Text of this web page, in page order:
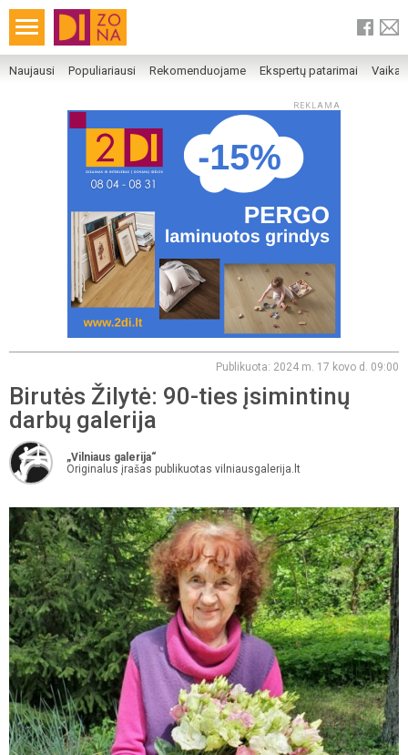
Naujausi Populiariausi Rekomenduojame Ekspertų patarimai
REKLAMA
Publikuota: 2024 m. 17 kovo d. 09:00
Birutės Žilytė: 90-ties įsimintinų
darbų galerija
„Vilniaus galerija“
Originalus įrašas publikuotas vilniausgalerija.lt